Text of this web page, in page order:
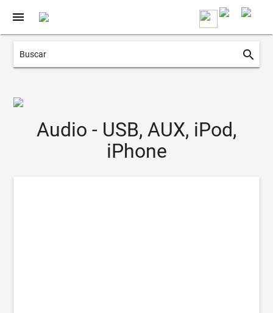
menu
search
Audio - USB, AUX, iPod,
iPhone